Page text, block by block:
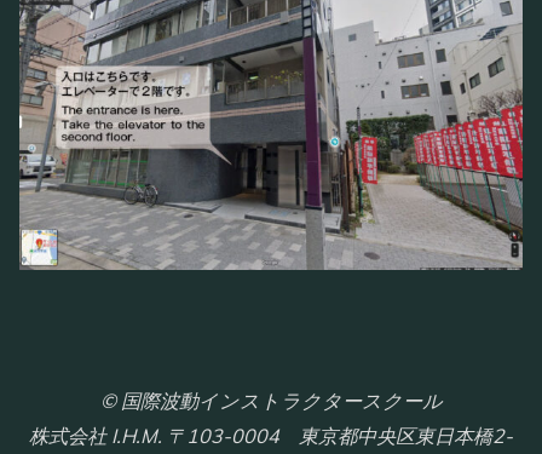
© 国際波動インストラクタースクール
株式会社 I.H.M. 〒103-0004 東京都中央区東日本橋2-